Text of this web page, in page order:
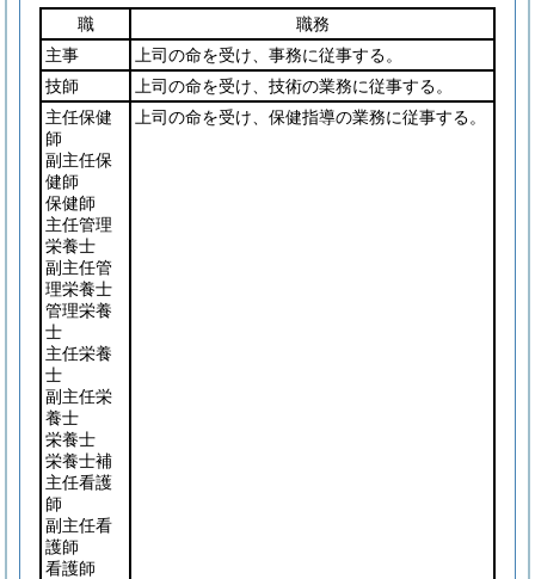
職
職務
主事
上司の命を受け、事務に従事する。
技師
上司の命を受け、技術の業務に従事する。
主任保健
師
副主任保
健師
保健師
主任管理
栄養士
副主任管
理栄養士
管理栄養
士
主任栄養
士
副主任栄
養士
栄養士
栄養士補
主任看護
師
副主任看
護師
看護師
上司の命を受け、保健指導の業務に従事する。